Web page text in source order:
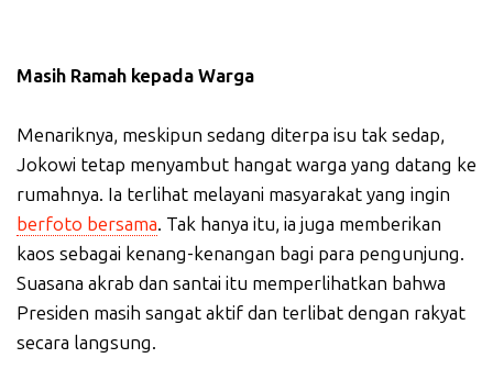
Masih Ramah kepada Warga
Menariknya, meskipun sedang diterpa isu tak sedap,
Jokowi tetap menyambut hangat warga yang datang ke
rumahnya. Ia terlihat melayani masyarakat yang ingin
berfoto bersama. Tak hanya itu, ia juga memberikan
kaos sebagai kenang-kenangan bagi para pengunjung.
Suasana akrab dan santai itu memperlihatkan bahwa
Presiden masih sangat aktif dan terlibat dengan rakyat
secara langsung.